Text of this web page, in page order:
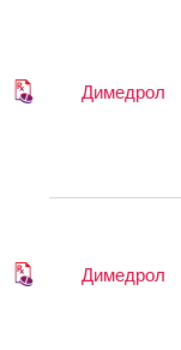
Димедрол
Димедрол